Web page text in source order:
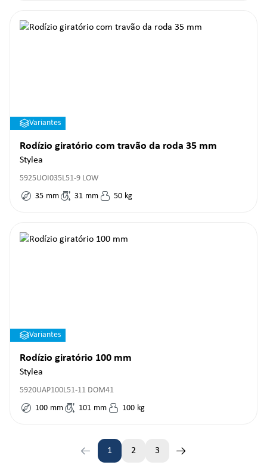
Variantes
Rodízio giratório com travão da roda 35 mm
Stylea
5925UOI035L51-9 LOW
35 mm 31 mm 50 kg
Variantes
Rodízio giratório 100 mm
Stylea
5920UAP100L51-11 DOM41
100 mm 101 mm 100 kg
Lado
1 2 3